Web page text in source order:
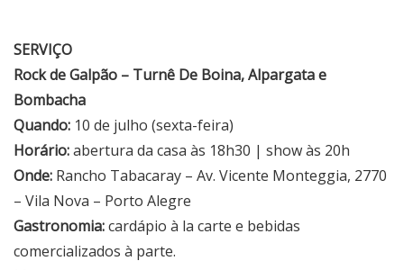
SERVIÇO
Rock de Galpão – Turnê De Boina, Alpargata e
Bombacha
Quando: 10 de julho (sexta-feira)
Horário:abertura da casa às 18h30 | show às 20h
Onde: Rancho Tabacaray – Av. Vicente Monteggia, 2770
– Vila Nova – Porto Alegre
Gastronomia:cardápio à la carte e bebidas
comercializados à parte.